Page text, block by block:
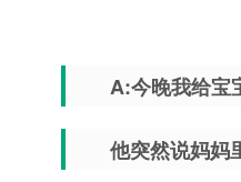
A:今晚我给宝
他突然说妈妈